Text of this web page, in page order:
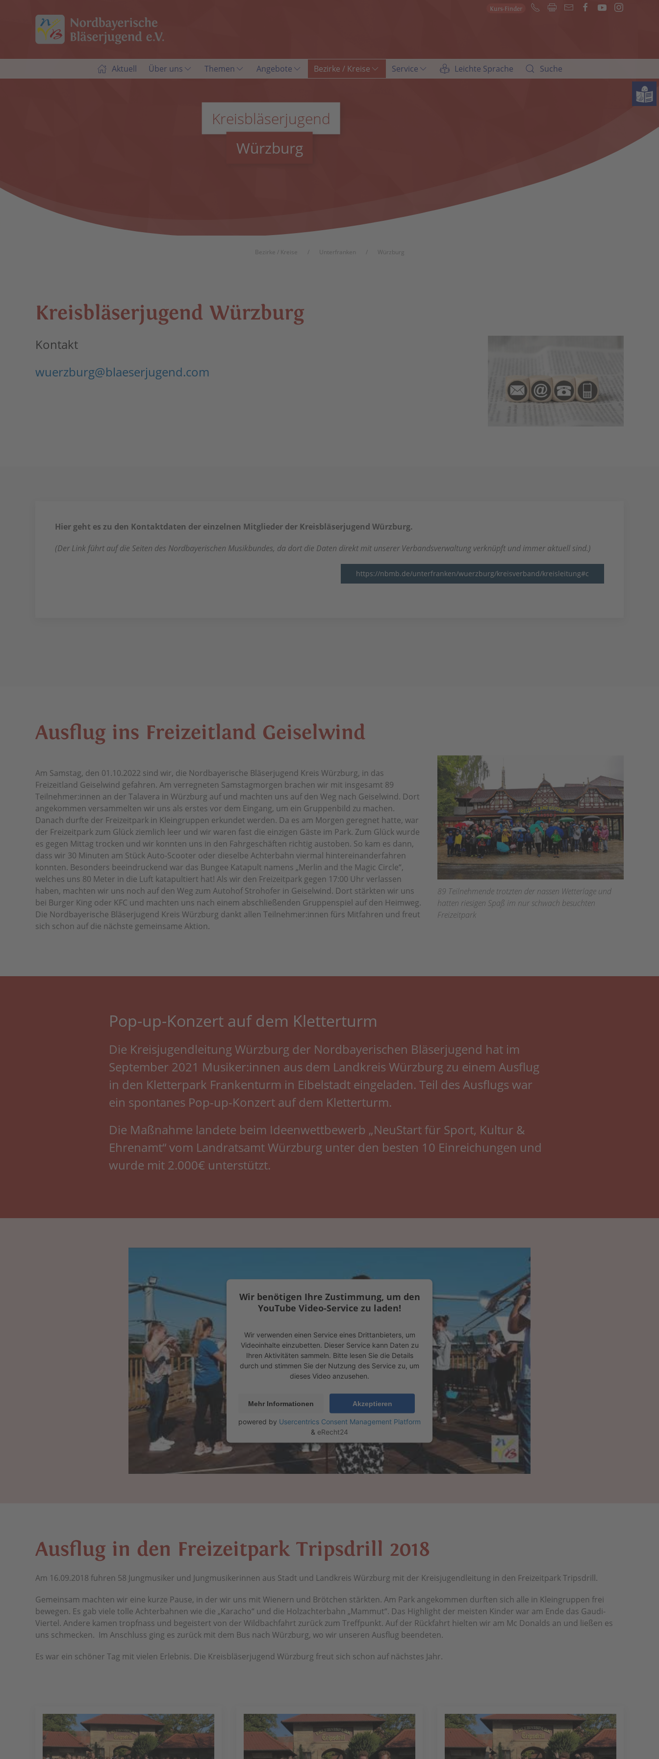
Kurs-Finder
Aktuell Über uns Themen Angebote Bezirke / Kreise Service Leichte Sprache Suche
Kreisbläserjugend
Würzburg
Bezirke / Kreise Unterfranken Würzburg
Kreis­blä­ser­ju­gend Würz­burg
Kontakt
wuerzburg@blaeserjugend.com
Hier geht es zu den Kontaktdaten der einzelnen Mitglieder der Kreisbläserjugend Würzburg.
(Der Link führt auf die Seiten des Nordbayerischen Musikbundes, da dort die Daten direkt mit unserer Verbandsverwaltung verknüpft und immer aktuell sind.)
https://nbmb.de/unterfranken/wuerzburg/kreisverband/kreisleitung#c
Aus­flug ins Frei­zeit­land Gei­sel­wind
Am Samstag, den 01.10.2022 sind wir, die Nordbayerische Bläserjugend Kreis Würzburg, in das
Freizeitland Geiselwind gefahren. Am verregneten Samstagmorgen brachen wir mit insgesamt 89
Teilnehmer:innen an der Talavera in Würzburg auf und machten uns auf den Weg nach Geiselwind. Dort
angekommen versammelten wir uns als erstes vor dem Eingang, um ein Gruppenbild zu machen.
Danach durfte der Freizeitpark in Kleingruppen erkundet werden. Da es am Morgen geregnet hatte, war
der Freizeitpark zum Glück ziemlich leer und wir waren fast die einzigen Gäste im Park. Zum Glück wurde
es gegen Mittag trocken und wir konnten uns in den Fahrgeschäften richtig austoben. So kam es dann,
dass wir 30 Minuten am Stück Auto-Scooter oder dieselbe Achterbahn viermal hintereinanderfahren
konnten. Besonders beeindruckend war das Bungee Katapult namens „Merlin and the Magic Circle“,
welches uns 80 Meter in die Luft katapultiert hat! Als wir den Freizeitpark gegen 17:00 Uhr verlassen
haben, machten wir uns noch auf den Weg zum Autohof Strohofer in Geiselwind. Dort stärkten wir uns
bei Burger King oder KFC und machten uns nach einem abschließenden Gruppenspiel auf den Heimweg.
Die Nordbayerische Bläserjugend Kreis Würzburg dankt allen Teilnehmer:innen fürs Mitfahren und freut
sich schon auf die nächste gemeinsame Aktion.
89 Teilnehmende trotzten der nassen Wetterlage und
hatten riesigen Spaß im nur schwach besuchten
Freizeitpark
Pop-up-Kon­zert auf dem Klet­ter­turm
Die Kreisjugendleitung Würzburg der Nordbayerischen Bläserjugend hat im
September 2021 Musiker:innen aus dem Landkreis Würzburg zu einem Ausflug
in den Kletterpark Frankenturm in Eibelstadt eingeladen. Teil des Ausflugs war
ein spontanes Pop-up-Konzert auf dem Kletterturm.
Die Maßnahme landete beim Ideenwettbewerb „NeuStart für Sport, Kultur &
Ehrenamt“ vom Landratsamt Würzburg unter den besten 10 Einreichungen und
wurde mit 2.000€ unterstützt.
Wir benötigen Ihre Zustimmung, um den
YouTube Video-Service zu laden!
Wir verwenden einen Service eines Drittanbieters, um
Videoinhalte einzubetten. Dieser Service kann Daten zu
Ihren Aktivitäten sammeln. Bitte lesen Sie die Details
durch und stimmen Sie der Nutzung des Service zu, um
dieses Video anzusehen.
Mehr Informationen Akzeptieren
powered by Usercentrics Consent Management Platform
& eRecht24
Aus­flug in den Frei­zeit­park Trips­drill 2018
Am 16.09.2018 fuhren 58 Jungmusiker und Jungmusikerinnen aus Stadt und Landkreis Würzburg mit der Kreisjugendleitung in den Freizeitpark Tripsdrill.
Gemeinsam machten wir eine kurze Pause, in der wir uns mit Wienern und Brötchen stärkten. Am Park angekommen durften sich alle in Kleingruppen frei
bewegen. Es gab viele tolle Achterbahnen wie die „Karacho“ und die Holzachterbahn „Mammut“. Das Highlight der meisten Kinder war am Ende das Gaudi-
Viertel. Andere kamen tropfnass und begeistert von der Wildbachfahrt zurück zum Treffpunkt. Auf der Rückfahrt hielten wir am Mc Donalds an und ließen es
uns schmecken. Im Anschluss ging es zurück mit dem Bus nach Würzburg, wo wir unseren Ausflug beendeten.
Es war ein schöner Tag mit vielen Erlebnis. Die Kreisbläserjugend Würzburg freut sich schon auf nächstes Jahr.